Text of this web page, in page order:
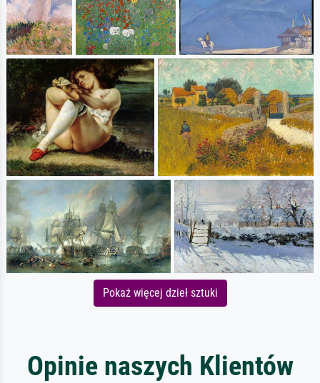
Pokaż więcej dzieł sztuki
Opinie naszych Klientów